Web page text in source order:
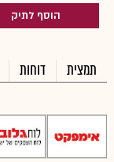
הוסף לתיק
תמצית דוחות